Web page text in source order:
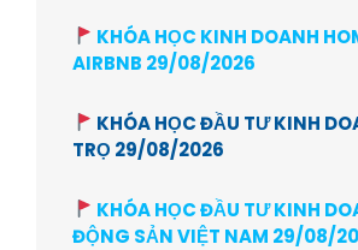
KHÓA HỌC KINH DOANH
AIRBNB 29/08/2026
KHÓA HỌC ĐẦU TƯ KINH
TRỌ 29/08/2026
KHÓA HỌC ĐẦU TƯ KINH
ĐỘNG SẢN VIỆT NAM 29/08/